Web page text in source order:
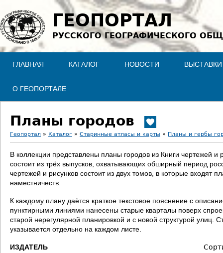
Jump to navigation
ГЕОПОРТАЛ
РУССКОГО ГЕОГРАФИЧЕСКОГО
ГЛАВНАЯ КАТАЛОГ НОВОСТИ ВЫСТАВКИ
О ГЕОПОРТАЛЕ
Планы городов
В
ы
д
е
с
Геопортал » Каталог » Старинные атласы и карты » Планы и гербы
В коллекции представлены планы городов из Книги чертежей
состоит из трёх выпусков, охватывающих обширный период
чертежей и рисунков состоит из двух томов, в которые входят
наместничеств.
К каждому плану даётся краткое текстовое пояснение с
пунктирными линиями нанесены старые кварталы поверх
старой нерегулярной планировкой и с новой структурой
указывается отдельно на каждом листе.
ИЗДАТЕЛЬ